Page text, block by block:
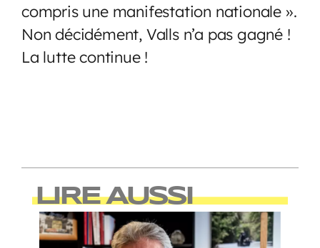
compris une manifestation nationale ».
Non décidément, Valls n’a pas gagné !
La lutte continue !
LIRE AUSSI